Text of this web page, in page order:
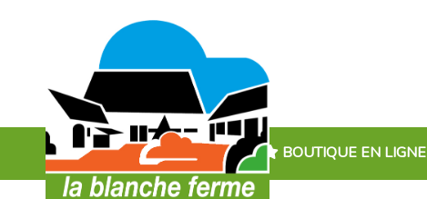
BOUTIQUE EN LIGNE